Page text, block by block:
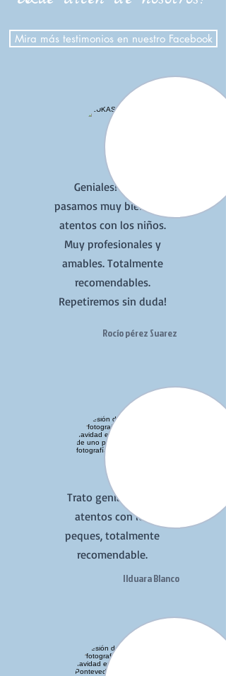
Mira más testimonios en nuestro Facebook
Geniales! Nos lo
pasamos muy bien. Muy
atentos con los niños.
Muy profesionales y
amables. Totalmente
recomendables.
Repetiremos sin duda!
Rocío pérez Suarez
Trato genial y muy
atentos con los
peques, totalmente
recomendable.
Ilduara Blanco